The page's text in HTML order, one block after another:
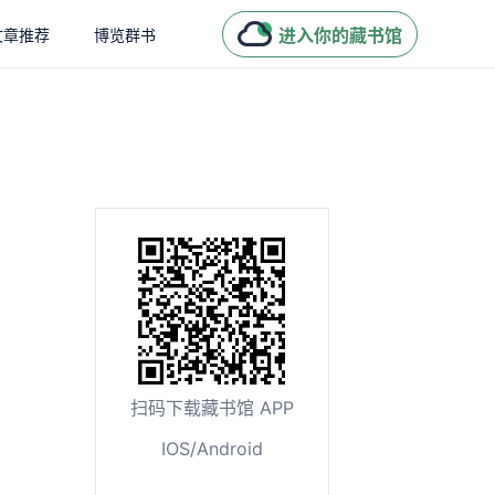
章推荐 博览群书 进入你的藏书馆
扫码下载藏书馆 APP
IOS/Android